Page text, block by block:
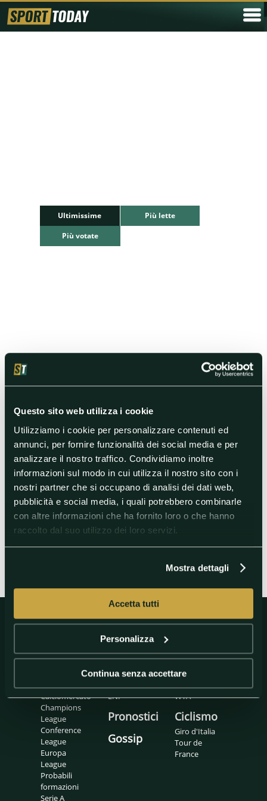
Questo sito web utilizza i cookie
Utilizziamo i cookie per personalizzare contenuti ed
annunci, per fornire funzionalità dei social media e per
analizzare il nostro traffico. Condividiamo inoltre
informazioni sul modo in cui utilizza il nostro sito con i
nostri partner che si occupano di analisi dei dati web,
pubblicità e social media, i quali potrebbero combinarle
con altre informazioni che ha fornito loro o che hanno
raccolto dal suo utilizzo dei loro servizi.
Mostra dettagli
Accetta tutti
Personalizza
Continua senza accettare
Ultimissime
Più lette
Più votate
Calcio
internazionale
Calciomercato
Champions
League
Conference
League
Europa
League
Probabili
formazioni
Serie A
Basket
Eurolegaue
LBA
LNP
Pronostici
Gossip
Tennis
ATP
Padel
WTA
Ciclismo
Giro d'Italia
Tour de
France